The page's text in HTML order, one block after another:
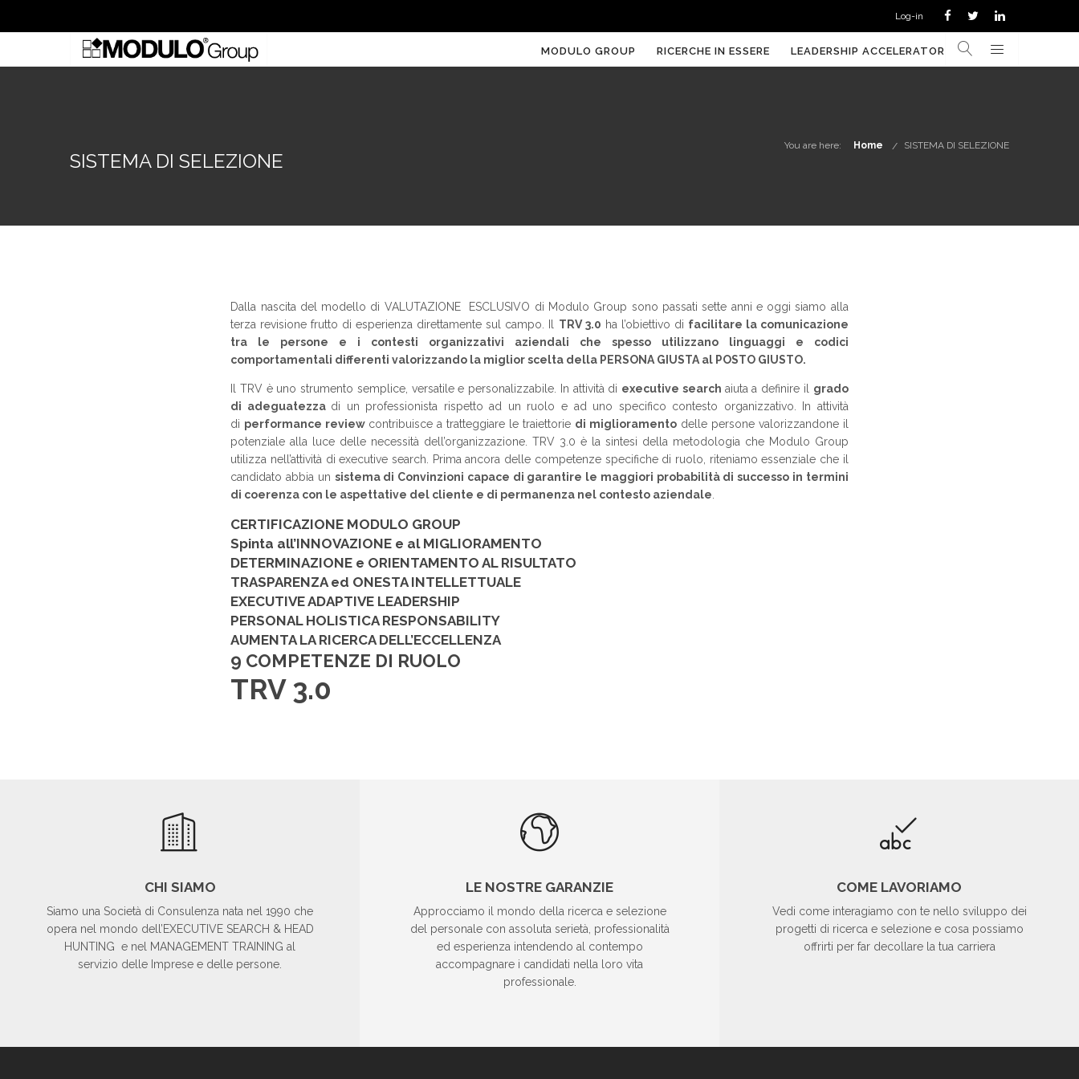
Log-in
MODULO GROUP RICERCHE IN ESSERE LEADERSHIP ACCELERATOR
SISTEMA DI SELEZIONE
You are here: Home SISTEMA DI SELEZIONE
Dalla nascita del modello di VALUTAZIONE ESCLUSIVO di Modulo Group sono passati sette anni e oggi siamo alla
terza revisione frutto di esperienza direttamente sul campo. Il TRV 3.0 ha l’obiettivo di facilitare la comunicazione
tra le persone e i contesti organizzativi aziendali che spesso utilizzano linguaggi e codici
comportamentali differenti valorizzando la miglior scelta della PERSONA GIUSTA al POSTO GIUSTO.
Il TRV è uno strumento semplice, versatile e personalizzabile. In attività di executive search aiuta a definire il grado
di adeguatezza di un professionista rispetto ad un ruolo e ad uno specifico contesto organizzativo. In attività
di performance review contribuisce a tratteggiare le traiettorie di miglioramentodelle persone valorizzandone il
potenziale alla luce delle necessità dell’organizzazione. TRV 3.0 è la sintesi della metodologia che Modulo Group
utilizza nell’attività di executive search. Prima ancora delle competenze specifiche di ruolo, riteniamo essenziale che il
candidato abbia un sistema di Convinzioni capace di garantire le maggiori probabilità di successo in termini
di coerenza con le aspettative del cliente e di permanenza nel contesto aziendale
CERTIFICAZIONE MODULO GROUP
Spinta all’INNOVAZIONE e al MIGLIORAMENTO
DETERMINAZIONE e ORIENTAMENTO AL RISULTATO
TRASPARENZA ed ONESTA INTELLETTUALE
EXECUTIVE ADAPTIVE LEADERSHIP
PERSONAL HOLISTICA RESPONSABILITY
AUMENTA LA RICERCA DELL’ECCELLENZA
9 COMPETENZE DI RUOLO
TRV 3.0
CHI SIAMO
Siamo una Società di Consulenza nata nel 1990 che
opera nel mondo dell’EXECUTIVE SEARCH & HEAD
HUNTING e nel MANAGEMENT TRAINING al
servizio delle Imprese e delle persone.
LE NOSTRE GARANZIE
Approcciamo il mondo della ricerca e selezione
del personale con assoluta serietà, professionalità
ed esperienza intendendo al contempo
accompagnare i candidati nella loro vita
professionale.
COME LAVORIAMO
Vedi come interagiamo con te nello sviluppo dei
progetti di ricerca e selezione e cosa possiamo
offrirti per far decollare la tua carriera